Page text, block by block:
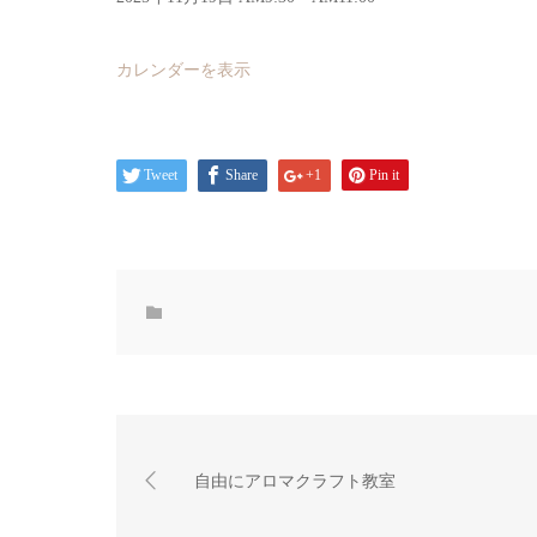
カレンダーを表示
Tweet Share +1 Pin it
自由にアロマクラフト教室